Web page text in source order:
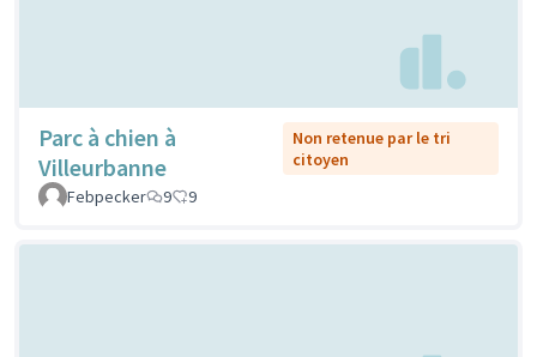
Parc à chien à
Villeurbanne
Non retenue par le tri
citoyen
Febpecker
9 9